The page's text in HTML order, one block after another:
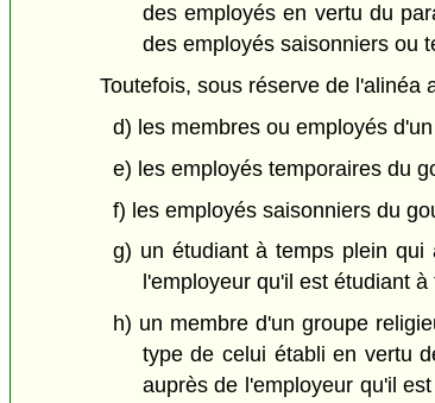
des employés en vertu du
des employés saisonniers ou
Toutefois, sous réserve de l'alinéa
d) les membres ou employés
e) les employés temporaires du
f) les employés saisonniers du
g) un étudiant à temps plein
l'employeur qu'il est étudiant
h) un membre d'un groupe
type de celui établi en vertu
auprès de l'employeur qu'il